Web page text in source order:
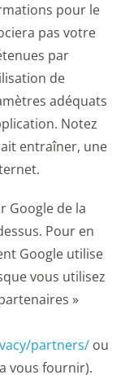
pour le
pas votre
par
de
adéquats
Notez
entraîner, une
Google de la
Pour en
Google utilise
vous utilisez
»
partners/ou
vous fournir).